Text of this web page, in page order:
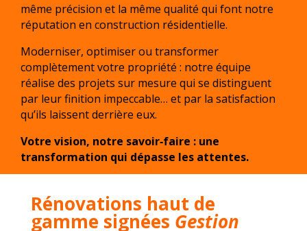
même précision et la même qualité qui font notre
réputation en construction résidentielle.
Moderniser, optimiser ou transformer
complètement votre propriété : notre équipe
réalise des projets sur mesure qui se distinguent
par leur finition impeccable… et par la satisfaction
qu’ils laissent derrière eux.
Votre vision, notre savoir‑faire : une
transformation qui dépasse les attentes.
Rénovations haut de
gamme signées Gestion